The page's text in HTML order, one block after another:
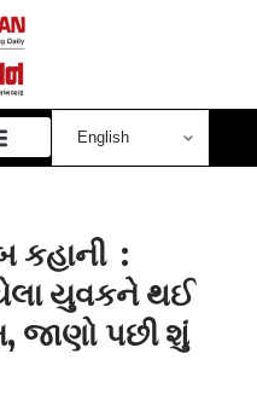
:
યુવકને થઈ
જાણો પછી શું